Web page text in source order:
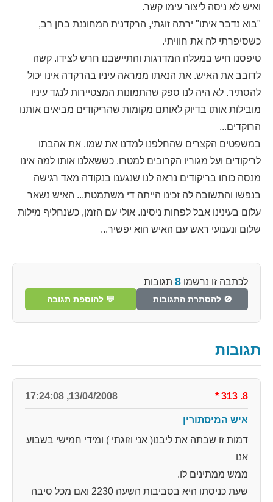
ואיש לא ניסה ליצור עימו קשר.
"בוא נדבר איתו" ירתה זוגתי, הרקדנית המחוננת בחן רב,
כשסיפרתי לה את חוויתי.
טיפסנו חיש במעלה המדרגות והתיישבנו חרש לצידו. קשה
לדובב את האיש. את הנאתו ממראה עיניו בהרקדה אינו יכול
להסתיר. לא היה לנו ספק שהתמונות המצטיירות לנגד עיניו
מובילות אותו בדיוק לאותם מקומות שהריקודים מביאים אותנו
הרוקדים...
במשפטים הקצרים שהחלפנו למדנו את שמו, את אהבתו
לריקודים ועל מגוריו הקרובים למטרו. כששאלנו אותו למה אינו
מנסה כוחו בריקודים נראה לנו שנגענו בנקודה מאד רגישה
בנפשו והתשובה לה זכינו הייתה די משתמטת... האיש נשאר
עלום בעינינו אבל לפחות ניסינו. אולי עם הזמן, כשנחליף מילות
שלום ונענועי ראש עם האיש הוא יפשיר...
לכתבה זו נרשמו 8 תגובות
🚫 להסתרת התגובות 💬 להוספת תגובה
תגובות
8. 313
*
13/04/2008, 17:24:08
איש המיסתורין
דמות זו שבתה את ליבנו( אני וזוגתי ) ומידי חמישי בשבוע
אנו
ממש ממתינים לו.
שעת כניסתו היא בסביבות השעה 2230 ואם מכל סיבה